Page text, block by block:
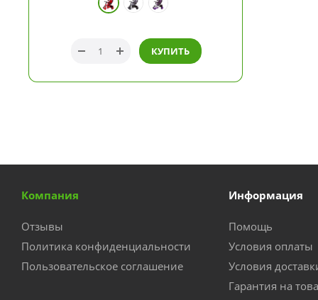
КУПИТЬ
Компания
Отзывы
Политика конфиденциальности
Пользовательское соглашение
Информация
Помощь
Условия оплаты
Условия
Гарантия на